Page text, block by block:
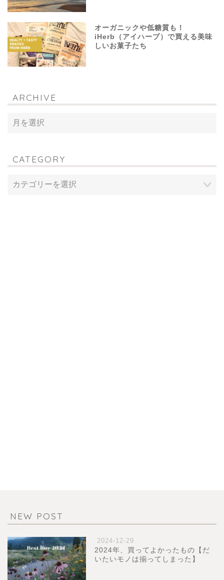
オーガニックや低糖質も！
iHerb（アイハーブ）で買える美味
しいお菓子たち
ARCHIVE
CATEGORY
NEW POST
2024-12-29
2024年、買ってよかったもの【だ
いたいモノは揃ってしまった】